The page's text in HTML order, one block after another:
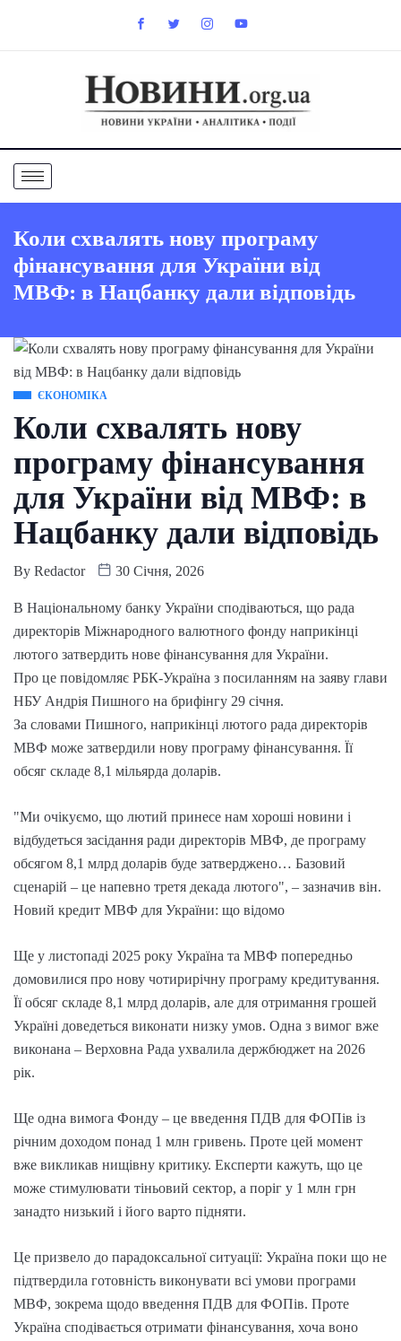
Коли схвалять нову програму
фінансування для України від
МВФ: в Нацбанку дали відповідь
ЄКОНОМІКА
Коли схвалять нову
програму фінансування
для України від МВФ: в
Нацбанку дали відповідь
By Redactor 30 Січня, 2026
В Національному банку України сподіваються, що рада
директорів Міжнародного валютного фонду наприкінці
лютого затвердить нове фінансування для України.
Про це повідомляє РБК-Україна з посиланням на заяву глави
НБУ Андрія Пишного на брифінгу 29 січня.
За словами Пишного, наприкінці лютого рада директорів
МВФ може затвердили нову програму фінансування. Її
обсяг складе 8,1 мільярда доларів.
"Ми очікуємо, що лютий принесе нам хороші новини і
відбудеться засідання ради директорів МВФ, де програму
обсягом 8,1 млрд доларів буде затверджено… Базовий
сценарій – це напевно третя декада лютого", – зазначив він.
Новий кредит МВФ для України: що відомо
Ще у листопаді 2025 року Україна та МВФ попередньо
домовилися про нову чотирирічну програму кредитування.
Її обсяг складе 8,1 млрд доларів, але для отримання грошей
Україні доведеться виконати низку умов. Одна з вимог вже
виконана – Верховна Рада ухвалила держбюджет на 2026
рік.
Ще одна вимога Фонду – це введення ПДВ для ФОПів із
річним доходом понад 1 млн гривень. Проте цей момент
вже викликав нищівну критику. Експерти кажуть, що це
може стимулювати тіньовий сектор, а поріг у 1 млн грн
занадто низький і його варто підняти.
Це призвело до парадоксальної ситуації: Україна поки що не
підтвердила готовність виконувати всі умови програми
МВФ, зокрема щодо введення ПДВ для ФОПів. Проте
Україна сподівається отримати фінансування, хоча воно